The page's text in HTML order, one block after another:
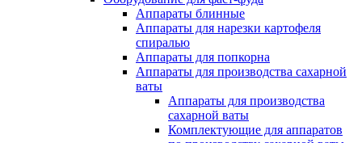
Аппараты блинные
Аппараты для нарезки картофеля
спиралью
Аппараты для попкорна
Аппараты для производства сахарной
ваты
Аппараты для производства
сахарной ваты
Комплектующие для аппаратов